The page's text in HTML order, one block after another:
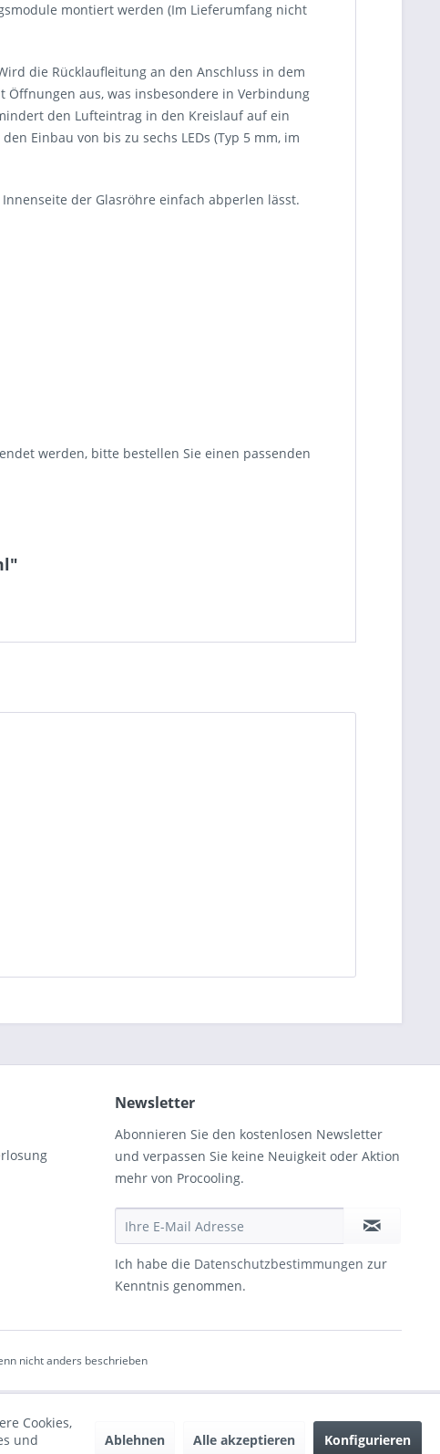
montiert werden (Im Lieferumfang nicht
die Rücklaufleitung an den Anschluss in dem
aus, was insbesondere in Verbindung
den Lufteintrag in den Kreislauf auf ein
Einbau von bis zu sechs LEDs (Typ 5 mm, im
der Glasröhre einfach abperlen lässt.
werden, bitte bestellen Sie einen passenden
Newsletter
Abonnieren Sie den kostenlosen Newsletter
und verpassen Sie keine Neuigkeit oder Aktion
mehr von Procooling.
Ich habe die Datenschutzbestimmungen zur
Kenntnis genommen.
nicht anders beschrieben
Cookies,
und
Ablehnen Alle akzeptieren Konfigurieren